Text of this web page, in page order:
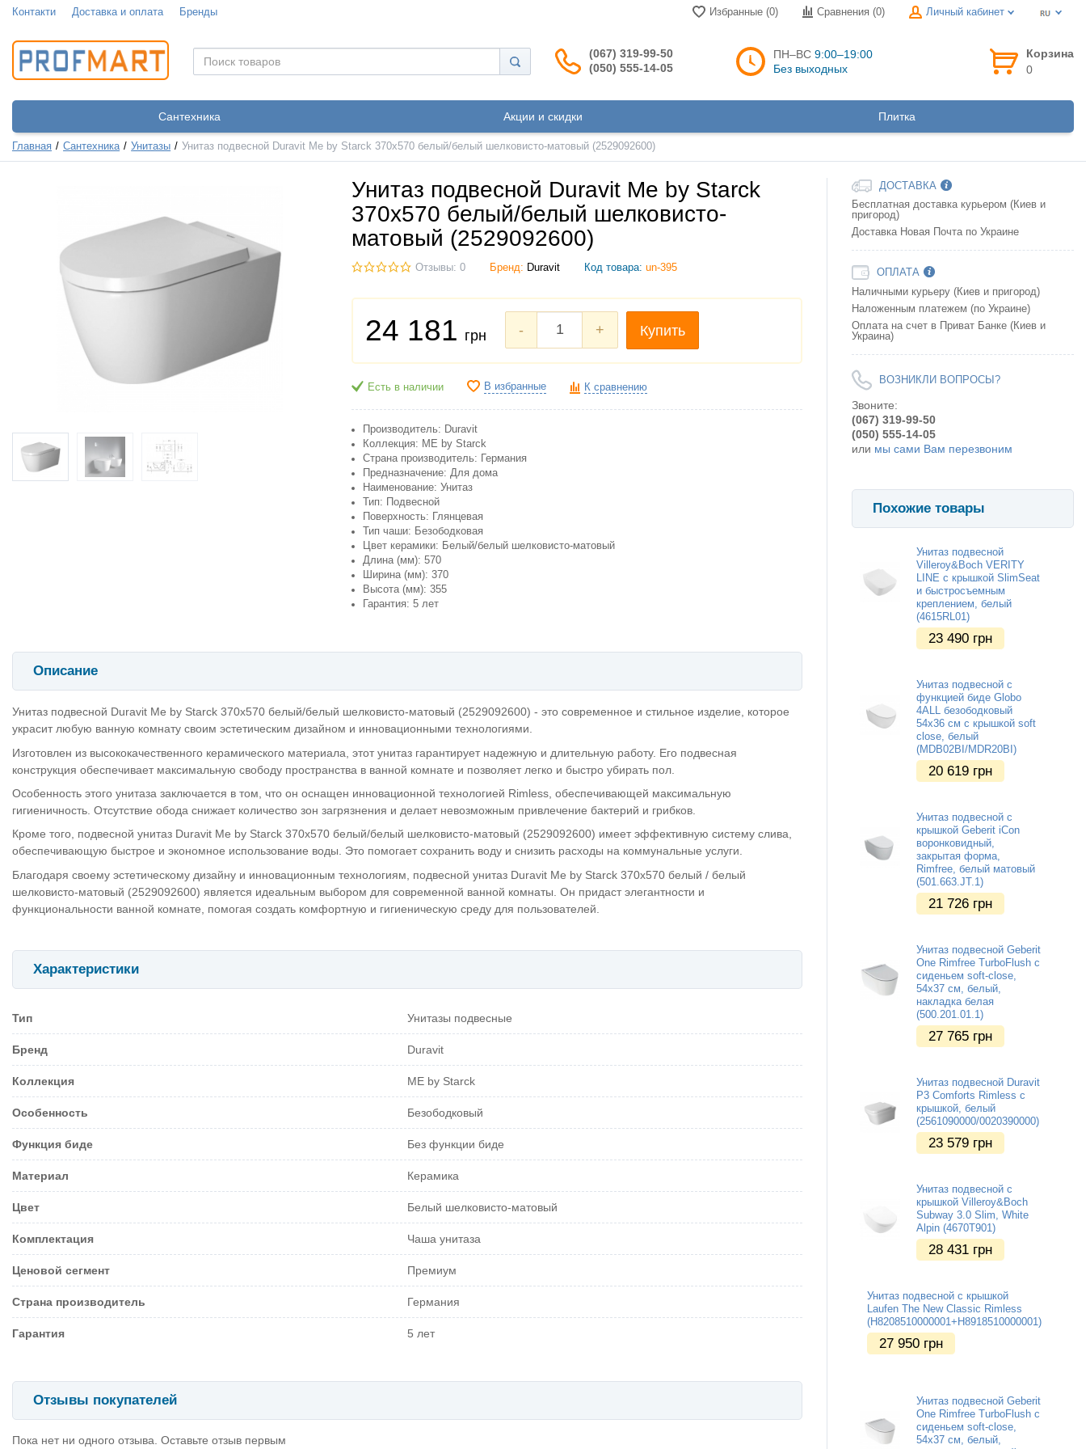
Контакти Доставка и оплата Бренды Избранные (0) Сравнения (0) Личный кабинет
(067) 319-99-50
(050) 555-14-05
ПН–ВС 9:00–19:00
Без выходных
Корзина
0
Сантехника Акции и скидки Плитка
Главная Сантехника Унитазы Унитаз подвесной Duravit Me by Starck 370х570 белый/белый шелковисто-матовый (2529092600)
Унитаз подвесной Duravit Me by Starck
370х570 белый/белый шелковисто-
матовый (2529092600)
Отзывы: 0 Бренд: Duravit Код товара: un-395
24 181 грн - + Купить
Есть в наличии В избранные К сравнению
Производитель: Duravit
Коллекция: ME by Starck
Страна производитель: Германия
Предназначение: Для дома
Наименование: Унитаз
Тип: Подвесной
Поверхность: Глянцевая
Тип чаши: Безободковая
Цвет керамики: Белый/белый шелковисто-матовый
Длина (мм): 570
Ширина (мм): 370
Высота (мм): 355
Гарантия: 5 лет
Описание
Унитаз подвесной Duravit Me by Starck 370х570 белый/белый шелковисто-матовый (2529092600) - это современное и стильное изделие, которое
украсит любую ванную комнату своим эстетическим дизайном и инновационными технологиями.
Изготовлен из высококачественного керамического материала, этот унитаз гарантирует надежную и длительную работу. Его подвесная
конструкция обеспечивает максимальную свободу пространства в ванной комнате и позволяет легко и быстро убирать пол.
Особенность этого унитаза заключается в том, что он оснащен инновационной технологией Rimless, обеспечивающей максимальную
гигиеничность. Отсутствие обода снижает количество зон загрязнения и делает невозможным привлечение бактерий и грибков.
Кроме того, подвесной унитаз Duravit Me by Starck 370х570 белый/белый шелковисто-матовый (2529092600) имеет эффективную систему слива,
обеспечивающую быстрое и экономное использование воды. Это помогает сохранить воду и снизить расходы на коммунальные услуги.
Благодаря своему эстетическому дизайну и инновационным технологиям, подвесной унитаз Duravit Me by Starck 370х570 белый / белый
шелковисто-матовый (2529092600) является идеальным выбором для современной ванной комнаты. Он придаст элегантности и
функциональности ванной комнате, помогая создать комфортную и гигиеническую среду для пользователей.
Характеристики
Тип Унитазы подвесные
Бренд Duravit
Коллекция ME by Starck
Особенность Безободковый
Функция биде Без функции биде
Материал Керамика
Цвет Белый шелковисто-матовый
Комплектация Чаша унитаза
Ценовой сегмент Премиум
Страна производитель Германия
Гарантия 5 лет
Отзывы покупателей
Пока нет ни одного отзыва. Оставьте отзыв первым
ДОСТАВКА
Бесплатная доставка курьером (Киев и
пригород)
Доставка Новая Почта по Украине
ОПЛАТА
Наличными курьеру (Киев и пригород)
Наложенным платежем (по Украине)
Оплата на счет в Приват Банке (Киев и
Украина)
ВОЗНИКЛИ ВОПРОСЫ?
Звоните:
(067) 319-99-50
(050) 555-14-05
или мы сами Вам перезвоним
Похожие товары
Унитаз подвесной
Villeroy&Boch VERITY
LINE с крышкой SlimSeat
и быстросъемным
креплением, белый
(4615RL01)
23 490 грн
Унитаз подвесной с
функцией биде Globo
4ALL безободковый
54х36 см с крышкой soft
close, белый
(MDB02BI/MDR20BI)
20 619 грн
Унитаз подвесной с
крышкой Geberit iCon
воронковидный,
закрытая форма,
Rimfree, белый матовый
(501.663.JT.1)
21 726 грн
Унитаз подвесной Geberit
One Rimfree TurboFlush с
сиденьем soft-close,
54х37 см, белый,
накладка белая
(500.201.01.1)
27 765 грн
Унитаз подвесной Duravit
P3 Comforts Rimless с
крышкой, белый
(2561090000/0020390000)
23 579 грн
Унитаз подвесной с
крышкой Villeroy&Boch
Subway 3.0 Slim, White
Alpin (4670T901)
28 431 грн
Унитаз подвесной с крышкой
Laufen The New Classic Rimless
(H8208510000001+H8918510000001)
27 950 грн
Унитаз подвесной Geberit
One Rimfree TurboFlush с
сиденьем soft-close,
54х37 см, белый,